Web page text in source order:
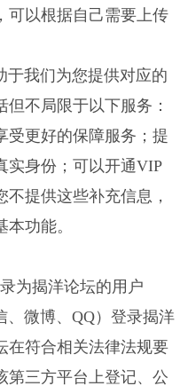
可以根据自己需要上传
我们为您提供对应的
不局限于以下服务：
受更好的保障服务；提
实身份；可以开通VIP
提供这些补充信息，
功能。
为揭洋论坛的用户
微博、QQ）登录揭洋
在符合相关法律法规要
第三方平台上登记、公